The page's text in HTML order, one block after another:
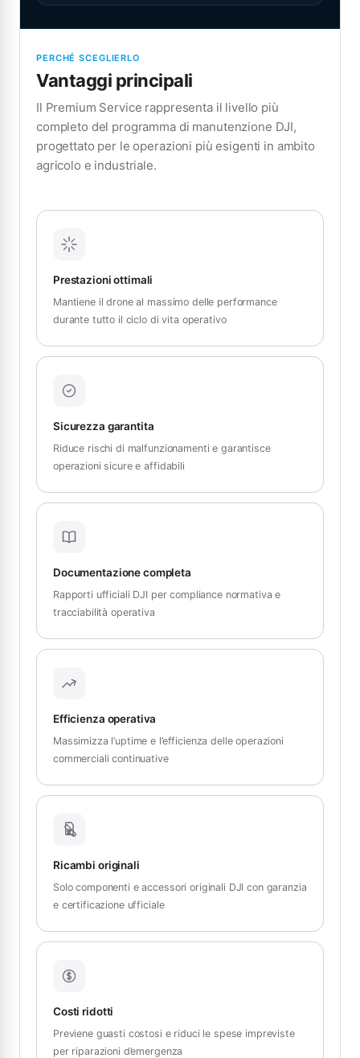
PERCHÉ SCEGLIERLO
Vantaggi principali
Il Premium Service rappresenta il livello più
completo del programma di manutenzione DJI,
progettato per le operazioni più esigenti in ambito
agricolo e industriale.
Prestazioni ottimali
Mantiene il drone al massimo delle performance
durante tutto il ciclo di vita operativo
Sicurezza garantita
Riduce rischi di malfunzionamenti e garantisce
operazioni sicure e affidabili
Documentazione completa
Rapporti ufficiali DJI per compliance normativa e
tracciabilità operativa
Efficienza operativa
Massimizza l’uptime e l’efficienza delle operazioni
commerciali continuative
Ricambi originali
Solo componenti e accessori originali DJI con garanzia
e certificazione ufficiale
Costi ridotti
Previene guasti costosi e riduci le spese impreviste
per riparazioni d’emergenza